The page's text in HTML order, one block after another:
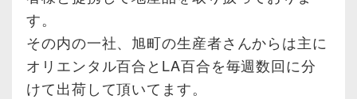
す。
その内の一社、旭町の生産者さんからは主に
オリエンタル百合とLA百合を毎週数回に分
けて出荷して頂いてます。